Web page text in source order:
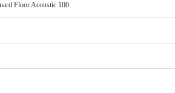
Floor Acoustic 100